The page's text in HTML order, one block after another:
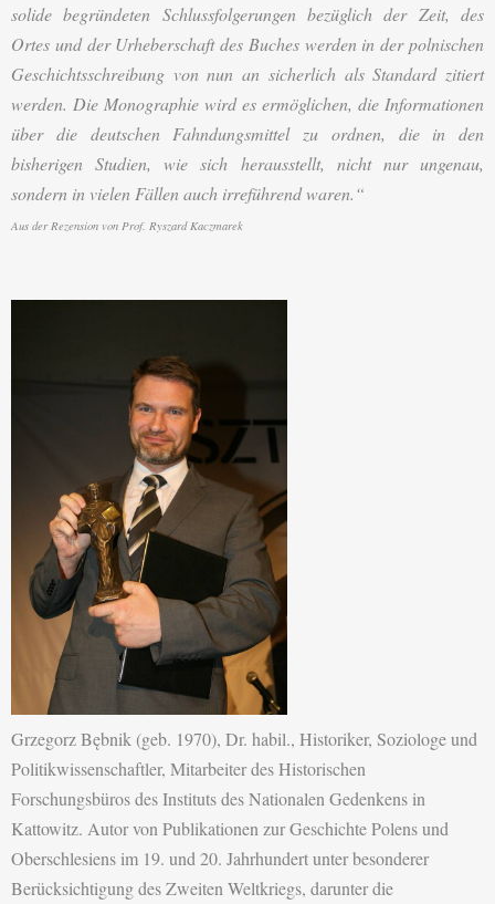
solide begründeten Schlussfolgerungen bezüglich der Zeit, des
Ortes und der Urheberschaft des Buches werden in der polnischen
Geschichtsschreibung von nun an sicherlich als Standard zitiert
werden. Die Monographie wird es ermöglichen, die Informationen
über die deutschen Fahndungsmittel zu ordnen, die in den
bisherigen Studien, wie sich herausstellt, nicht nur ungenau,
sondern in vielen Fällen auch irreführend waren.“
Aus der Rezension von Prof. Ryszard Kaczmarek
Grzegorz Bębnik (geb. 1970), Dr. habil., Historiker, Soziologe und
Politikwissenschaftler, Mitarbeiter des Historischen
Forschungsbüros des Instituts des Nationalen Gedenkens in
Kattowitz. Autor von Publikationen zur Geschichte Polens und
Oberschlesiens im 19. und 20. Jahrhundert unter besonderer
Berücksichtigung des Zweiten Weltkriegs, darunter die